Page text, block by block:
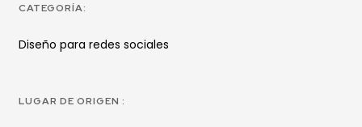
CATEGORÍA:
Diseño para redes sociales
LUGAR DE ORIGEN :